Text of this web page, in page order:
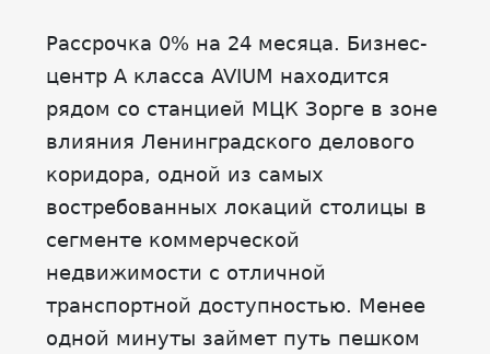
Рассрочка 0% на 24 месяца. Бизнес-
центр А класса AVIUM находится
рядом со станцией МЦК Зорге в зоне
влияния Ленинградского делового
коридора, одной из самых
востребованных локаций столицы в
сегменте коммерческой
недвижимости с отличной
транспортной доступностью. Менее
одной минуты займет путь пешком